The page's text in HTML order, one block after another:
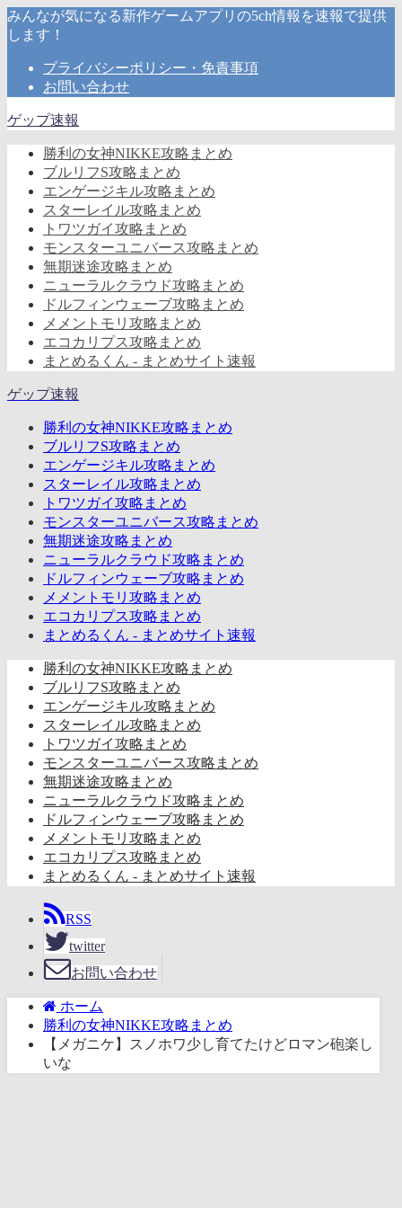
みんなが気になる新作ゲームアプリの5ch情報を速報で提供
します！
プライバシーポリシー・免責事項
お問い合わせ
ゲップ速報
勝利の女神NIKKE攻略まとめ
ブルリフS攻略まとめ
エンゲージキル攻略まとめ
スターレイル攻略まとめ
トワツガイ攻略まとめ
モンスターユニバース攻略まとめ
無期迷途攻略まとめ
ニューラルクラウド攻略まとめ
ドルフィンウェーブ攻略まとめ
メメントモリ攻略まとめ
エコカリプス攻略まとめ
まとめるくん - まとめサイト速報
ゲップ速報
勝利の女神NIKKE攻略まとめ
ブルリフS攻略まとめ
エンゲージキル攻略まとめ
スターレイル攻略まとめ
トワツガイ攻略まとめ
モンスターユニバース攻略まとめ
無期迷途攻略まとめ
ニューラルクラウド攻略まとめ
ドルフィンウェーブ攻略まとめ
メメントモリ攻略まとめ
エコカリプス攻略まとめ
まとめるくん - まとめサイト速報
勝利の女神NIKKE攻略まとめ
ブルリフS攻略まとめ
エンゲージキル攻略まとめ
スターレイル攻略まとめ
トワツガイ攻略まとめ
モンスターユニバース攻略まとめ
無期迷途攻略まとめ
ニューラルクラウド攻略まとめ
ドルフィンウェーブ攻略まとめ
メメントモリ攻略まとめ
エコカリプス攻略まとめ
まとめるくん - まとめサイト速報
RSS
twitter
お問い合わせ
ホーム
勝利の女神NIKKE攻略まとめ
【メガニケ】スノホワ少し育てたけどロマン砲楽し
いな